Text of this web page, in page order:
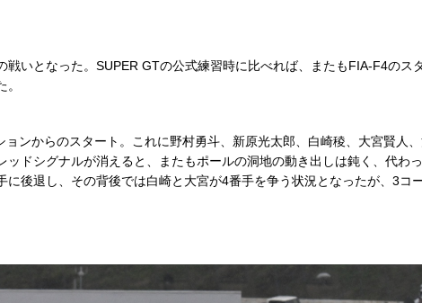
いとなった。SUPER GTの公式練習時に比べれば、またもFIA-F4のス
ンからのスタート。これに野村勇斗、新原光太郎、白崎稜、大宮賢人
ドシグナルが消えると、またもポールの洞地の動き出しは鈍く、代わ
後退し、その背後では白崎と大宮が4番手を争う状況となったが、3コ